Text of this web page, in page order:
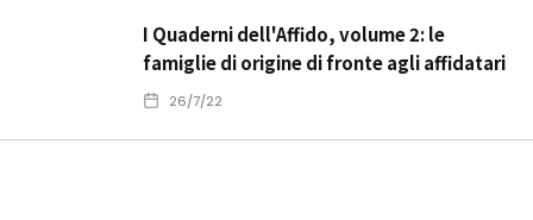
I Quaderni dell'Affido, volume 2: le
famiglie di origine di fronte agli affidatari
26/7/22